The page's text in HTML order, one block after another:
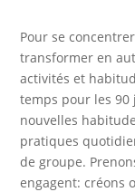
Pour se
transformer en
activités et
temps pour les 90
nouvelles
pratiques
de groupe.
engagent: créons